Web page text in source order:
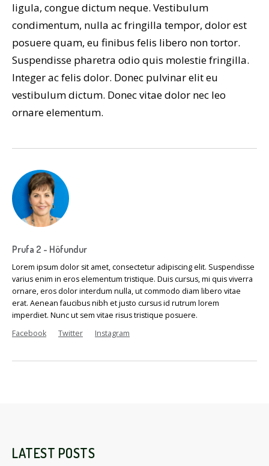
ligula, congue dictum neque. Vestibulum
condimentum, nulla ac fringilla tempor, dolor est
posuere quam, eu finibus felis libero non tortor.
Suspendisse pharetra odio quis molestie fringilla.
Integer ac felis dolor. Donec pulvinar elit eu
vestibulum dictum. Donec vitae dolor nec leo
ornare elementum.
Prufa 2 - Höfundur
Lorem ipsum dolor sit amet, consectetur adipiscing elit. Suspendisse
varius enim in eros elementum tristique. Duis cursus, mi quis viverra
ornare, eros dolor interdum nulla, ut commodo diam libero vitae
erat. Aenean faucibus nibh et justo cursus id rutrum lorem
imperdiet. Nunc ut sem vitae risus tristique posuere.
Facebook
Twitter Instagram
LATEST POSTS